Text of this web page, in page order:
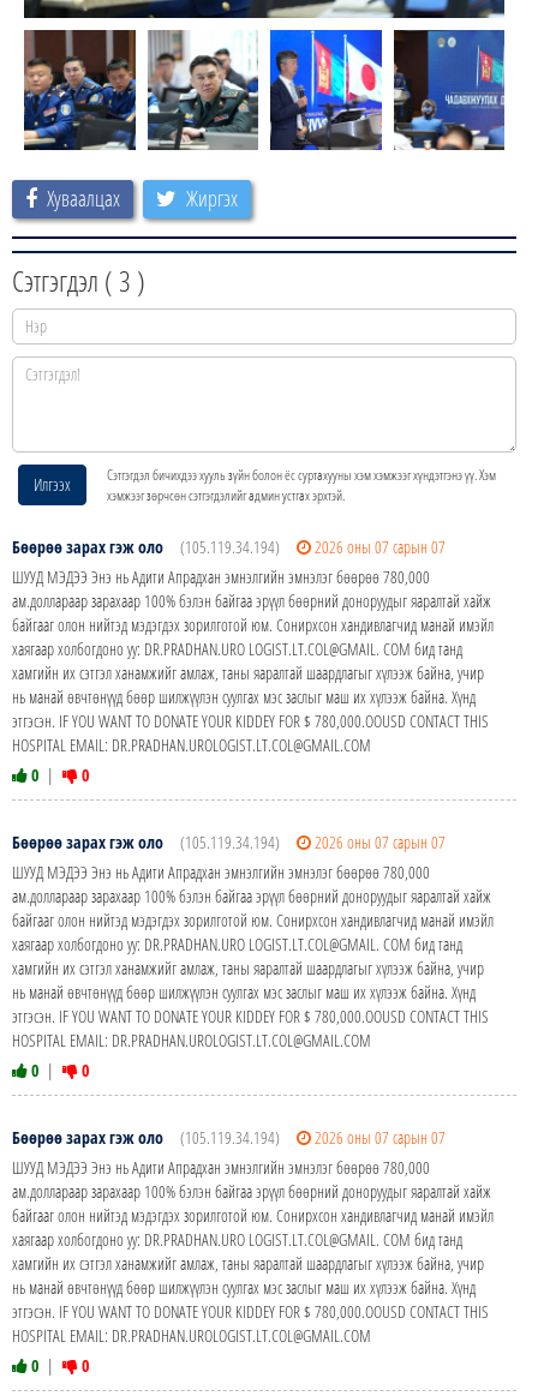
Хуваалцах Жиргэх
Сэтгэгдэл ( 3 )
Илгээх
Сэтгэгдэл бичихдээ хууль зүйн болон ёс суртахууны хэм хэмжээг хүндэтгэнэ үү. Хэм
хэмжээг зөрчсөн сэтгэгдэлийг админ устгах эрхтэй.
Бөөрөө зарах гэж оло (105.119.34.194)
2026 оны 07 сарын 07
ШУУД МЭДЭЭ Энэ нь Адити Апрадхан эмнэлгийн эмнэлэг бөөрөө 780,000
ам.доллараар зарахаар 100% бэлэн байгаа эрүүл бөөрний доноруудыг яаралтай хайж
байгааг олон нийтэд мэдэгдэх зорилготой юм. Сонирхсон хандивлагчид манай имэйл
хаягаар холбогдоно уу: DR.PRADHAN.URO LOGIST.LT.COL@GMAIL. COM бид танд
хамгийн их сэтгэл ханамжийг амлаж, таны яаралтай шаардлагыг хүлээж байна, учир
нь манай өвчтөнүүд бөөр шилжүүлэн суулгах мэс заслыг маш их хүлээж байна. Хүнд
этгэсэн. IF YOU WANT TO DONATE YOUR KIDDEY FOR $ 780,000.OOUSD CONTACT THIS
HOSPITAL EMAIL: DR.PRADHAN.UROLOGIST.LT.COL@GMAIL.COM
0 | 0
Бөөрөө зарах гэж оло (105.119.34.194)
2026 оны 07 сарын 07
ШУУД МЭДЭЭ Энэ нь Адити Апрадхан эмнэлгийн эмнэлэг бөөрөө 780,000
ам.доллараар зарахаар 100% бэлэн байгаа эрүүл бөөрний доноруудыг яаралтай хайж
байгааг олон нийтэд мэдэгдэх зорилготой юм. Сонирхсон хандивлагчид манай имэйл
хаягаар холбогдоно уу: DR.PRADHAN.URO LOGIST.LT.COL@GMAIL. COM бид танд
хамгийн их сэтгэл ханамжийг амлаж, таны яаралтай шаардлагыг хүлээж байна, учир
нь манай өвчтөнүүд бөөр шилжүүлэн суулгах мэс заслыг маш их хүлээж байна. Хүнд
этгэсэн. IF YOU WANT TO DONATE YOUR KIDDEY FOR $ 780,000.OOUSD CONTACT THIS
HOSPITAL EMAIL: DR.PRADHAN.UROLOGIST.LT.COL@GMAIL.COM
0 | 0
Бөөрөө зарах гэж оло (105.119.34.194)
2026 оны 07 сарын 07
ШУУД МЭДЭЭ Энэ нь Адити Апрадхан эмнэлгийн эмнэлэг бөөрөө 780,000
ам.доллараар зарахаар 100% бэлэн байгаа эрүүл бөөрний доноруудыг яаралтай хайж
байгааг олон нийтэд мэдэгдэх зорилготой юм. Сонирхсон хандивлагчид манай имэйл
хаягаар холбогдоно уу: DR.PRADHAN.URO LOGIST.LT.COL@GMAIL. COM бид танд
хамгийн их сэтгэл ханамжийг амлаж, таны яаралтай шаардлагыг хүлээж байна, учир
нь манай өвчтөнүүд бөөр шилжүүлэн суулгах мэс заслыг маш их хүлээж байна. Хүнд
этгэсэн. IF YOU WANT TO DONATE YOUR KIDDEY FOR $ 780,000.OOUSD CONTACT THIS
HOSPITAL EMAIL: DR.PRADHAN.UROLOGIST.LT.COL@GMAIL.COM
0 | 0